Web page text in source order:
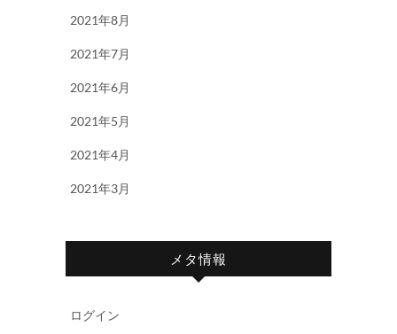
2021年8月
2021年7月
2021年6月
2021年5月
2021年4月
2021年3月
メタ情報
ログイン